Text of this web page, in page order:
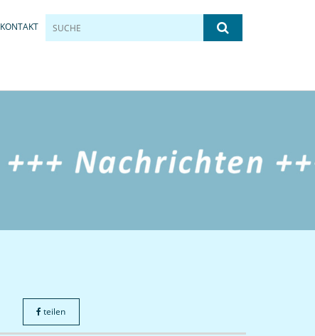
KONTAKT
teilen